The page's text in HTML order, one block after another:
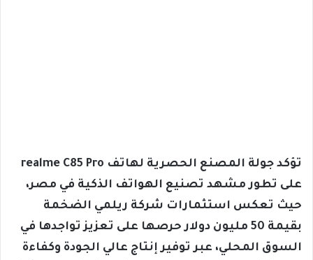
تؤكد جولة المصنع الحصرية لهاتف realme C85 Pro
على تطور مشهد تصنيع الهواتف الذكية في مصر،
حيث تعكس استثمارات شركة ريلمي الضخمة
بقيمة 50 مليون دولار حرصها على تعزيز تواجدها في
السوق المحلي، عبر توفير إنتاج عالي الجودة وكفاءة